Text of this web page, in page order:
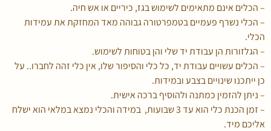
– הכלים אינם מתאימים לשימוש בגז, כיריים או אש חיה.
– הכלי נשרף פעמיים בטמפרטורה גבוהה מאד המחזקת את עמידות
הכלי.
– הגלזורות הן עבודת יד שלי והן בטוחות לשימוש.
– הכלים עשויים עבודת יד, כל כלי והסיפור שלו, אין כלי זהה לחברו.. על
כן ייתכנו שינויים בצבע ובמידות.
– ניתן להזמין כמתנה ולהוסיף ברכה אישית.
– זמן הכנת כלי הוא עד 3 שבועות, במידה והכלי נמצא במלאי הוא ישלח
אליכם מיד.